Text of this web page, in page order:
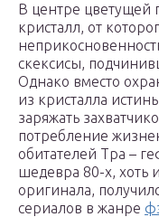
В центре цветущей
кристалл, от
скексисы,
Однако вместо
из кристалла
заряжать
потребление
обитателей Тра –
шедевра 80-х, хоть
оригинала,
сериалов в жанре